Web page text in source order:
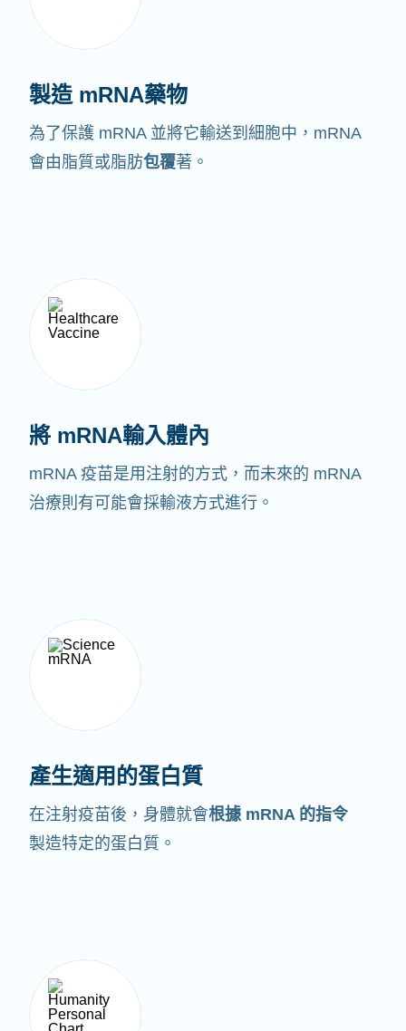
製造 mRNA藥物
為了保護 mRNA 並將它輸送到細胞中，mRNA
會由脂質或脂肪包覆著。
將 mRNA輸入體內
mRNA 疫苗是用注射的方式，而未來的 mRNA
治療則有可能會採輸液方式進行。
產生適用的蛋白質
在注射疫苗後，身體就會根據 mRNA 的指令
製造特定的蛋白質。